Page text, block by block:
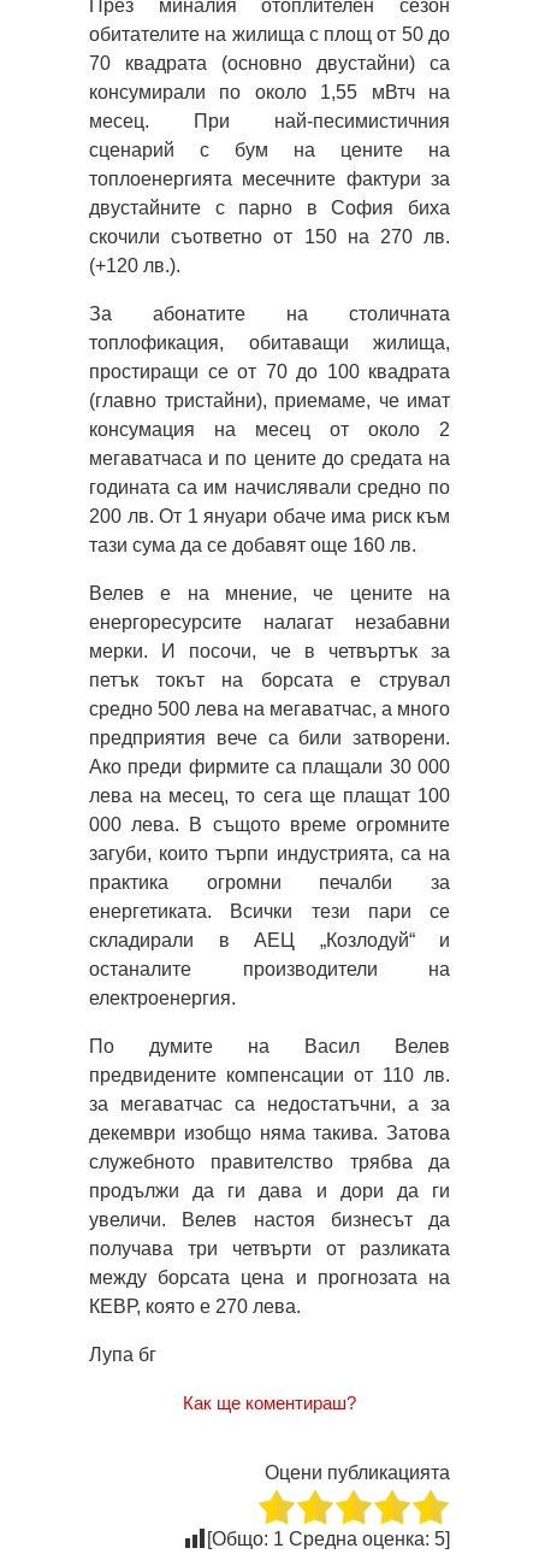
През миналия отоплителен сезон
обитателите на жилища с площ от 50 до
70 квадрата (основно двустайни) са
консумирали по около 1,55 мВтч на
месец. При най-песимистичния
сценарий с бум на цените на
топлоенергията месечните фактури за
двустайните с парно в София биха
скочили съответно от 150 на 270 лв.
(+120 лв.).
За абонатите на столичната
топлофикация, обитаващи жилища,
простиращи се от 70 до 100 квадрата
(главно тристайни), приемаме, че имат
консумация на месец от около 2
мегаватчаса и по цените до средата на
годината са им начислявали средно по
200 лв. От 1 януари обаче има риск към
тази сума да се добавят още 160 лв.
Велев е на мнение, че цените на
енергоресурсите налагат незабавни
мерки. И посочи, че в четвъртък за
петък токът на борсата е струвал
средно 500 лева на мегаватчас, а много
предприятия вече са били затворени.
Ако преди фирмите са плащали 30 000
лева на месец, то сега ще плащат 100
000 лева. В същото време огромните
загуби, които търпи индустрията, са на
практика огромни печалби за
енергетиката. Всички тези пари се
складирали в АЕЦ „Козлодуй“ и
останалите производители на
електроенергия.
По думите на Васил Велев
предвидените компенсации от 110 лв.
за мегаватчас са недостатъчни, а за
декември изобщо няма такива. Затова
служебното правителство трябва да
продължи да ги дава и дори да ги
увеличи. Велев настоя бизнесът да
получава три четвърти от разликата
между борсата цена и прогнозата на
КЕВР, която е 270 лева.
Лупа бг
Как ще коментираш?
Оцени публикацията
[Общо: 1 Средна оценка: 5]